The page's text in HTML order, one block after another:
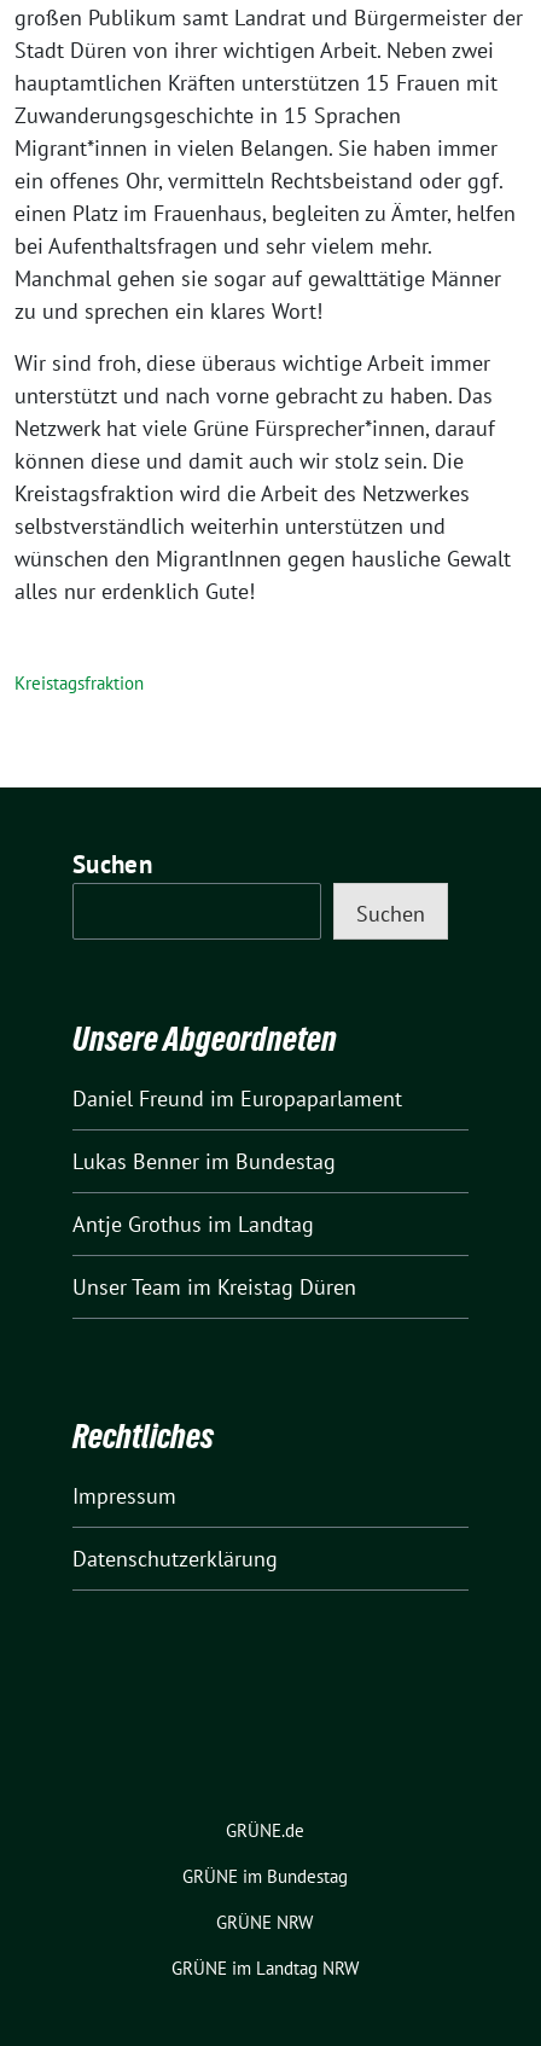
großen Publikum samt Landrat und Bürgermeister der
Stadt Düren von ihrer wichtigen Arbeit. Neben zwei
hauptamtlichen Kräften unterstützen 15 Frauen mit
Zuwanderungsgeschichte in 15 Sprachen
Migrant*innen in vielen Belangen. Sie haben immer
ein offenes Ohr, vermitteln Rechtsbeistand oder ggf.
einen Platz im Frauenhaus, begleiten zu Ämter, helfen
bei Aufenthaltsfragen und sehr vielem mehr.
Manchmal gehen sie sogar auf gewalttätige Männer
zu und sprechen ein klares Wort!
Wir sind froh, diese überaus wichtige Arbeit immer
unterstützt und nach vorne gebracht zu haben. Das
Netzwerk hat viele Grüne Fürsprecher*innen, darauf
können diese und damit auch wir stolz sein. Die
Kreistagsfraktion wird die Arbeit des Netzwerkes
selbstverständlich weiterhin unterstützen und
wünschen den MigrantInnen gegen hausliche Gewalt
alles nur erdenklich Gute!
Kreistagsfraktion
Suchen
Suchen
Unsere Abgeordneten
Daniel Freund im Europaparlament
Lukas Benner im Bundestag
Antje Grothus im Landtag
Unser Team im Kreistag Düren
Rechtliches
Impressum
Datenschutzerklärung
GRÜNE.de
GRÜNE im Bundestag
GRÜNE NRW
GRÜNE im Landtag NRW